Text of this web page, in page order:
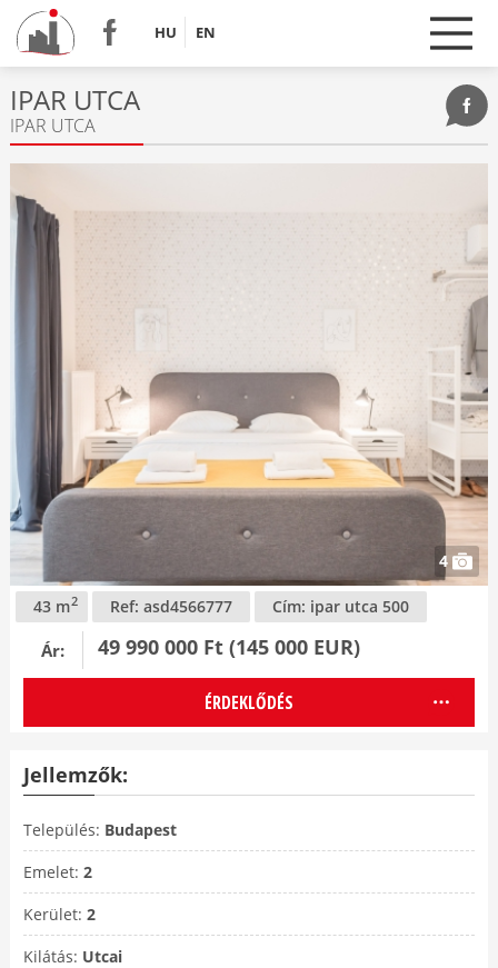
HU EN
IPAR UTCA
IPAR UTCA
4
43 m2 Ref: asd4566777 Cím: ipar utca 500
Ár: 49 990 000 Ft (145 000 EUR)
ÉRDEKLŐDÉS
Jellemzők:
Település: Budapest
Emelet: 2
Kerület: 2
Kilátás: Utcai